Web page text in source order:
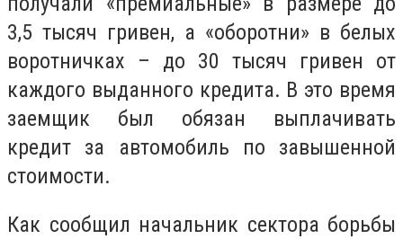
3,5 тысяч гривен, а «оборотни» в белых
воротничках – до 30 тысяч гривен от
каждого выданного кредита. В это время
заемщик был обязан выплачивать
кредит за автомобиль по завышенной
стоимости.
Как сообщил начальник сектора борьбы